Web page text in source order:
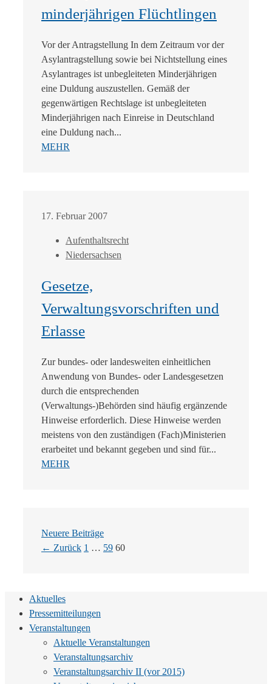
minderjährigen Flüchtlingen
Vor der Antragstellung In dem Zeitraum vor der
Asylantragstellung sowie bei Nichtstellung eines
Asylantrages ist unbegleiteten Minderjährigen
eine Duldung auszustellen. Gemäß der
gegenwärtigen Rechtslage ist unbegleiteten
Minderjährigen nach Einreise in Deutschland
eine Duldung nach...
MEHR
17. Februar 2007
Aufenthaltsrecht
Niedersachsen
Gesetze,
Verwaltungsvorschriften und
Erlasse
Zur bundes- oder landesweiten einheitlichen
Anwendung von Bundes- oder Landesgesetzen
durch die entsprechenden
(Verwaltungs-)Behörden sind häufig ergänzende
Hinweise erforderlich. Diese Hinweise werden
meistens von den zuständigen (Fach)Ministerien
erarbeitet und bekannt gegeben und sind für...
MEHR
Neuere Beiträge
← Zurück Seite
1 … Seite
59 Seite
60
Aktuelles
Pressemitteilungen
Veranstaltungen
Aktuelle Veranstaltungen
Veranstaltungsarchiv
Veranstaltungsarchiv II (vor 2015)